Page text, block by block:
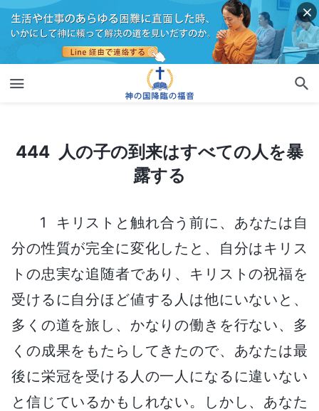
444 人の子の到来はすべての人を暴露する
444 人の子の到来はすべての人を暴
露する
1 キリストと触れ合う前に、あなたは自
分の性質が完全に変化したと、自分はキリス
トの忠実な追随者であり、キリストの祝福を
受けるに自分ほど値する人は他にいないと、
多くの道を旅し、かなりの働きを行ない、多
くの成果をもたらしてきたので、あなたは最
後に栄冠を受ける人の一人になるに違いない
と信じているかもしれない。しかし、あなた